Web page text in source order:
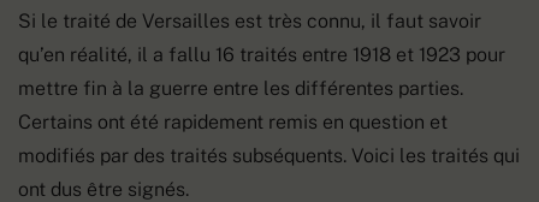
Si le traité de Versailles est très connu, il faut savoir
qu’en réalité, il a fallu 16 traités entre 1918 et 1923 pour
mettre fin à la guerre entre les différentes parties.
Certains ont été rapidement remis en question et
modifiés par des traités subséquents. Voici les traités qui
ont dus être signés.